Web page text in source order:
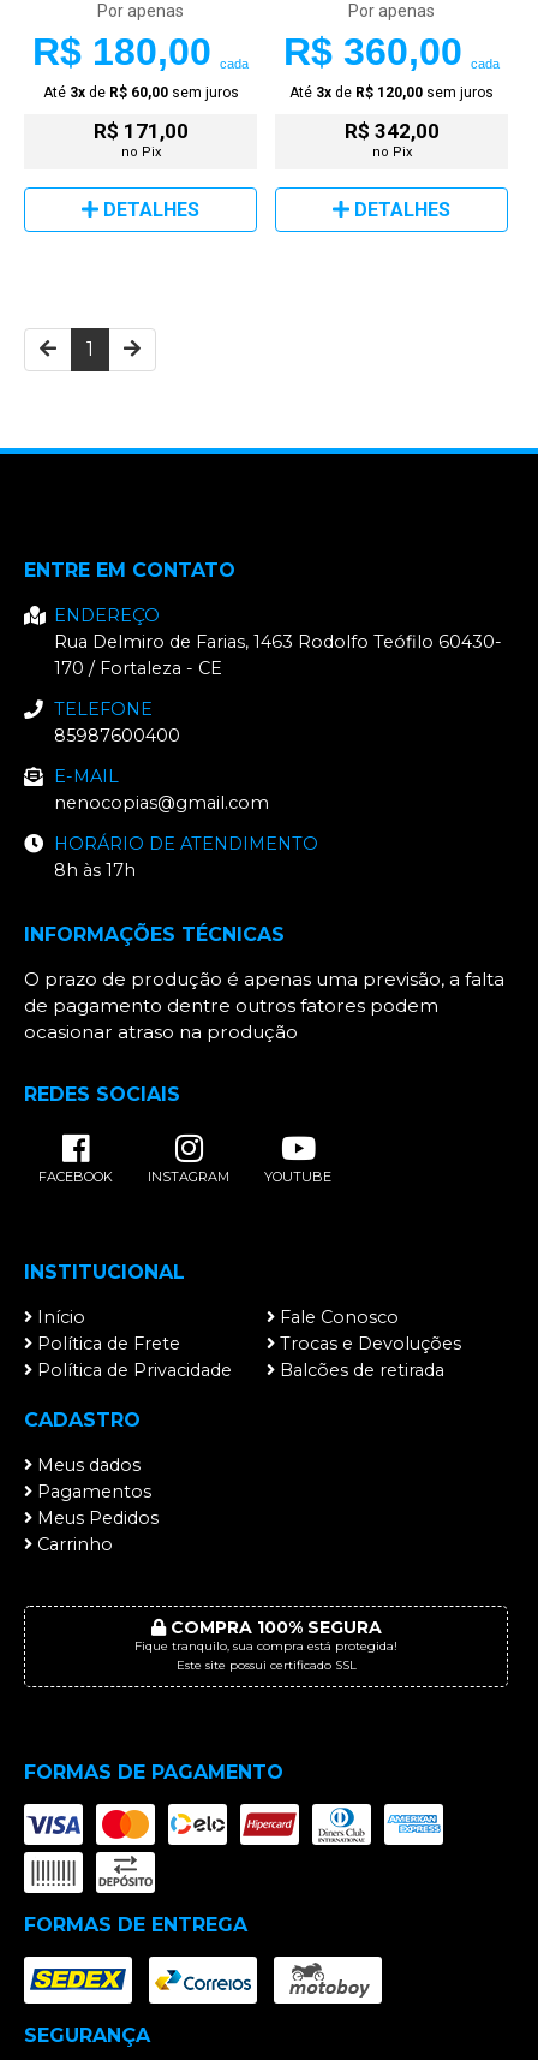
Por apenas
R$ 180,00 cada
Até 3xde R$ 60,00sem juros
R$ 171,00
no Pix
DETALHES
Por apenas
R$ 360,00 cada
Até 3x de R$ 120,00 sem juros
R$ 342,00
no Pix
DETALHES
1
ENTRE EM CONTATO
ENDEREÇO
Rua Delmiro de Farias, 1463 Rodolfo Teófilo 60430-
170 / Fortaleza - CE
TELEFONE
85987600400
E-MAIL
nenocopias@gmail.com
HORÁRIO DE ATENDIMENTO
8h às 17h
INFORMAÇÕES TÉCNICAS
O prazo de produção é apenas uma previsão, a falta
de pagamento dentre outros fatores podem
ocasionar atraso na produção
REDES SOCIAIS
FACEBOOK INSTAGRAM YOUTUBE
INSTITUCIONAL
Início
Fale Conosco
Política de Frete
Trocas e Devoluções
Política de Privacidade
Balcões de retirada
CADASTRO
Meus dados
Pagamentos
Meus Pedidos
Carrinho
COMPRA 100% SEGURA
Fique tranquilo, sua compra está protegida!
Este site possui certificado SSL
FORMAS DE PAGAMENTO
FORMAS DE ENTREGA
SEGURANÇA